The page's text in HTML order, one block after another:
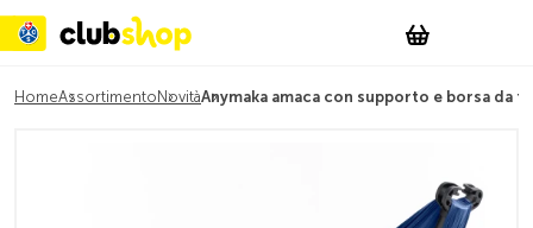
Account
WishList
HomeAssortimento NovitàAnymaka amaca con supporto e borsa da